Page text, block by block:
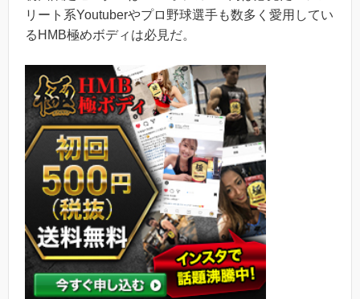
リート系Youtuberやプロ野球選手も数多く愛用してい
るHMB極めボディは必見だ。